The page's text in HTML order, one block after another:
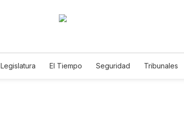
Legislatura El Tiempo Seguridad Tribunales